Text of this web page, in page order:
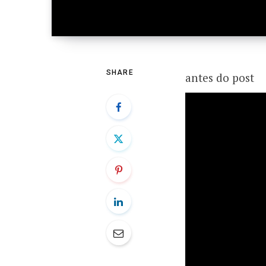
SHARE antes do post